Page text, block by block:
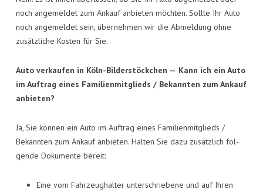
noch ange­mel­det zum Ankauf anbie­ten möch­ten. Soll­te Ihr Auto
noch ange­mel­det sein, über­neh­men wir die Abmel­dung ohne
zusätz­li­che Kos­ten für Sie.
Auto ver­kau­fen in Köln-Bil­der­stöck­chen — Kann ich ein Auto
im Auf­trag eines Fami­li­en­mit­glieds / Bekann­ten zum Ankauf
anbieten?
Ja, Sie kön­nen ein Auto im Auf­trag eines Fami­li­en­mit­glieds /
Bekann­ten zum Ankauf anbie­ten. Hal­ten Sie dazu zusätz­lich fol­
gen­de Doku­men­te bereit:
Eine vom Fahr­zeug­hal­ter unter­schrie­be­ne und auf Ihren